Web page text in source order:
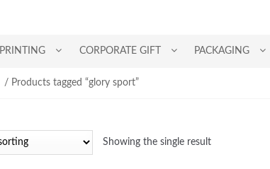
PRINTING CORPORATE GIFT PACKAGING
/ Products tagged “glory sport”
Showing the single result